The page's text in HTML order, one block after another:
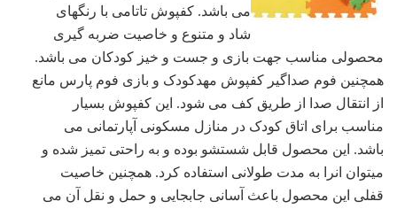
می باشد. کفپوش تاتامی با رنگهای
شاد و متنوع و خاصیت ضربه گیری
محصولی مناسب جهت بازی و جست و خیز کودکان می باشد.
همچنین فوم صداگیر کفپوش مهدکودک و بازی فوم پارس مانع
از انتقال صدا از طریق کف می شود. این کفپوش بسیار
مناسب برای اتاق کودک در منازل مسکونی آپارتمانی می
باشد. این محصول قابل شستشو بوده و به راحتی تمیز شده و
میتوان انرا به مدت طولانی استفاده کرد. همچنین خاصیت
قفلی این محصول باعث آسانی جابجایی و حمل و نقل آن می